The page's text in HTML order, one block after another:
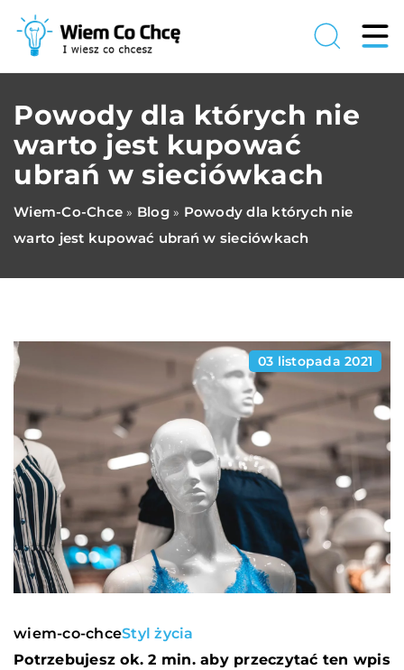
Powody dla których nie
warto jest kupować
ubrań w sieciówkach
Wiem-Co-Chce » Blog» Powody dla których nie
warto jest kupować ubrań w sieciówkach
03 listopada 2021
wiem-co-chceStyl życia
Potrzebujesz ok. 2 min. aby przeczytać ten wpis